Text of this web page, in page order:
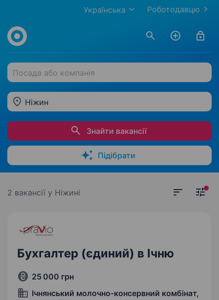
Роботодавцю
Українська
Посада або компанія
Ніжин
Знайти вакансії
Підібрати
2 вакансії у Ніжині
Бухгалтер (єдиний) в Ічню
25 000 грн
Ічнянський молочно-консервний комбінат,